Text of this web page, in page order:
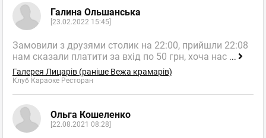
Галина Ольшанська
[23.02.2022 15:45]
Замовили з друзями столик на 22:00, прийшли 22:08
нам сказали платити за вхід по 50 грн, хоча нас ...
Галерея Лицарів (раніше Вежа крамарів)
Клуб Караоке Ресторан
Ольга Кошеленко
[22.08.2021 08:28]